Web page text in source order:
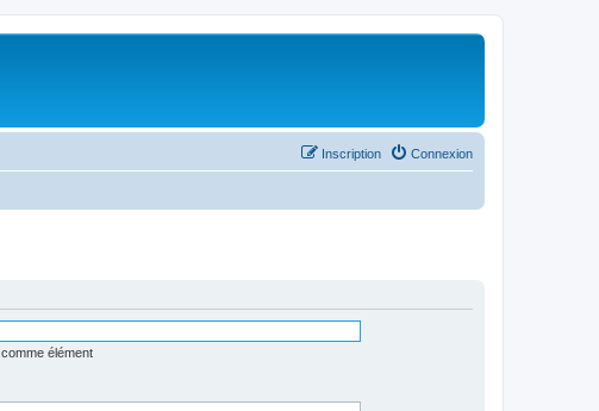
Connexion
Inscription
élément